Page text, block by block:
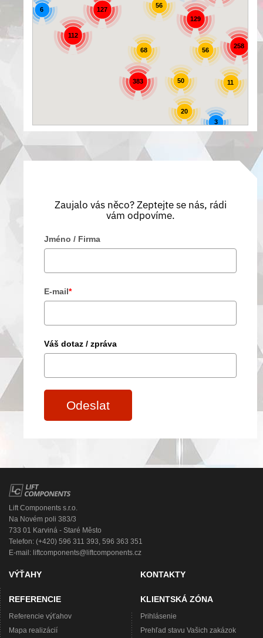
56
127
50
56
383
112
258
20
3
68
11
129
6
Zaujalo vás něco? Zeptejte se nás, rádi
vám odpovíme.
Jméno / Firma
E-mail*
Váš dotaz / zpráva
Odeslat
Lift Components s.r.o.
Na Novém poli 383/3
733 01 Karviná - Staré Město
Telefon: (+420) 596 311 393, 596 363 351
E-mail: liftcomponents@liftcomponents.cz
VÝŤAHY
REFERENCIE
Referencie výťahov
Mapa realizácií
KONTAKTY
KLIENTSKÁ ZÓNA
Prihlásenie
Prehľad stavu Vašich zakázok